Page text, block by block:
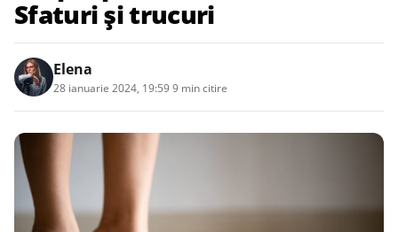
Sfaturi și trucuri
Elena
28 ianuarie 2024, 19:599 min citire